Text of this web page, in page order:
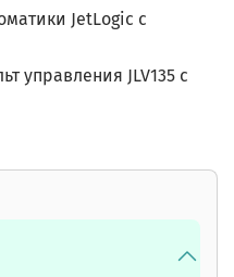
JetLogic с
управления JLV135 c